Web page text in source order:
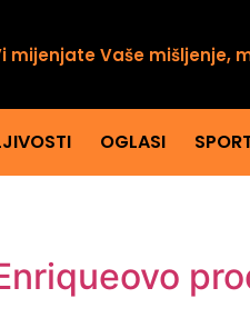
mijenjate Vaše mišljenje,
OGLASI